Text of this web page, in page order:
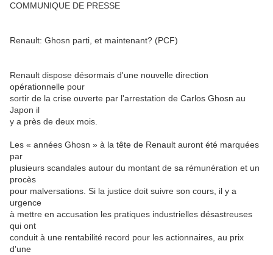
COMMUNIQUE DE PRESSE
Renault: Ghosn parti, et maintenant? (PCF)
Renault dispose désormais d'une nouvelle direction
opérationnelle pour
sortir de la crise ouverte par l'arrestation de Carlos Ghosn au
Japon il
y a près de deux mois.
Les « années Ghosn » à la tête de Renault auront été marquées
par
plusieurs scandales autour du montant de sa rémunération et un
procès
pour malversations. Si la justice doit suivre son cours, il y a
urgence
à mettre en accusation les pratiques industrielles désastreuses
qui ont
conduit à une rentabilité record pour les actionnaires, au prix
d'une